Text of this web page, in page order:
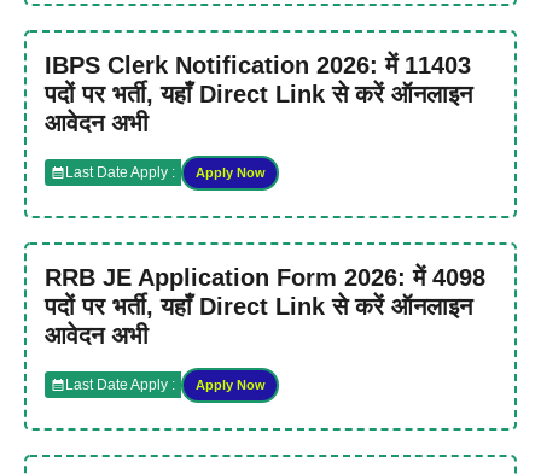
IBPS Clerk Notification 2026: में 11403
पदों पर भर्ती, यहाँ Direct Link से करें ऑनलाइन
आवेदन अभी
Last Date Apply : Apply Now
RRB JE Application Form 2026: में 4098
पदों पर भर्ती, यहाँ Direct Link से करें ऑनलाइन
आवेदन अभी
Last Date Apply : Apply Now